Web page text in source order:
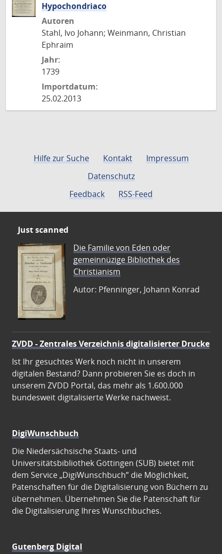
Hypochondriaco
Autoren
Stahl, Ivo Johann; Weinmann, Christian
Ephraim
Jahr:
1739
Importdatum:
25.02.2013
Hilfe zur Suche Kontakt
Impressum
Datenschutz
Feedback
RSS-Feed
Just scanned
Die Familie von Eden oder
gemeinnüzige Bibliothek des
Christianism
Autor: Pfenninger, Johann Konrad
ZVDD - Zentrales Verzeichnis digitalisierter Drucke
Ist Ihr gesuchtes Werk noch nicht in unserem
digitalen Bestand? Dann probieren Sie es doch in
unserem ZVDD Portal, das mehr als 1.600.000
bundesweit digitalisierte Werke nachweist.
DigiWunschbuch
Die Niedersächsische Staats- und
Universitätsbibliothek Göttingen (SUB) bietet mit
dem Service „DigiWunschbuch” die Möglichkeit,
Patenschaften für die Digitalisierung von Büchern zu
übernehmen. Übernehmen Sie die Patenschaft für
die Digitalisierung Ihres Wunschbuches.
Gutenberg Digital